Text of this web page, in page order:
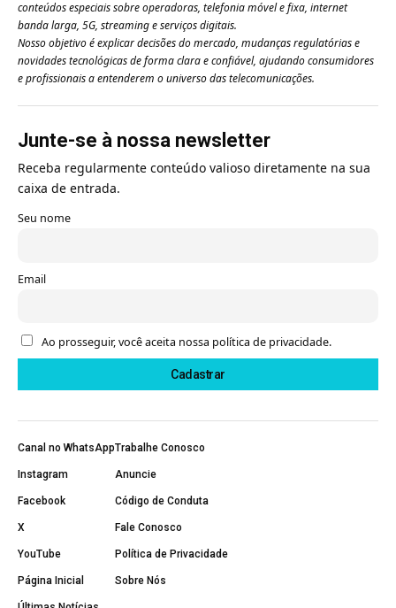
conteúdos especiais sobre operadoras, telefonia móvel e fixa, internet
banda larga, 5G, streaming e serviços digitais.
Nosso objetivo é explicar decisões do mercado, mudanças regulatórias e
novidades tecnológicas de forma clara e confiável, ajudando consumidores
e profissionais a entenderem o universo das telecomunicações.
Junte-se à nossa newsletter
Receba regularmente conteúdo valioso diretamente na sua
caixa de entrada.
Seu nome
Email
Ao prosseguir, você aceita nossa política de privacidade.
Canal no WhatsApp
Instagram
Facebook
X
YouTube
Página Inicial
Trabalhe Conosco
Anuncie
Código de Conduta
Fale Conosco
Política de Privacidade
Sobre Nós